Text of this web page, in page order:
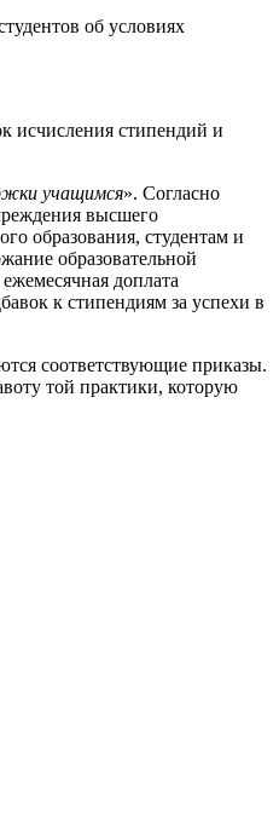
об условиях
исчисления стипендий и
учащимся». Согласно
высшего
образования, студентам и
образовательной
доплата
к стипендиям за успехи в
соответствующие приказы.
той практики, которую